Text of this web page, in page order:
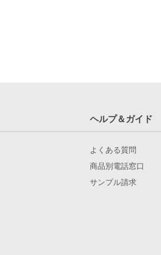
ヘルプ＆ガイド
よくある質問
商品別電話窓口
サンプル請求